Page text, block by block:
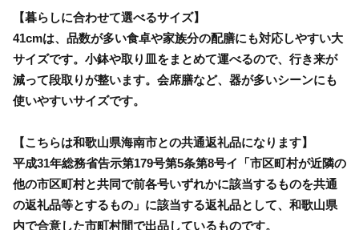
【暮らしに合わせて選べるサイズ】
41cmは、品数が多い食卓や家族分の配膳にも対応しやすい大
サイズです。小鉢や取り皿をまとめて運べるので、行き来が
減って段取りが整います。会席膳など、器が多いシーンにも
使いやすいサイズです。
【こちらは和歌山県海南市との共通返礼品になります】
平成31年総務省告示第179号第5条第8号イ「市区町村が近隣の
他の市区町村と共同で前各号いずれかに該当するものを共通
の返礼品等とするもの」に該当する返礼品として、和歌山県
内で合意した市町村間で出品しているものです。